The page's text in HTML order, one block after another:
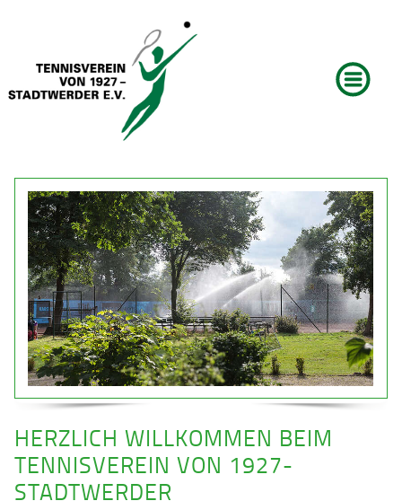
HERZLICH WILLKOMMEN BEIM
TENNISVEREIN VON 1927-
STADTWERDER